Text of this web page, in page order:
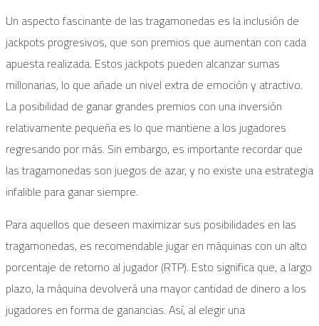
Un aspecto fascinante de las tragamonedas es la inclusión de
jackpots progresivos, que son premios que aumentan con cada
apuesta realizada. Estos jackpots pueden alcanzar sumas
millonarias, lo que añade un nivel extra de emoción y atractivo.
La posibilidad de ganar grandes premios con una inversión
relativamente pequeña es lo que mantiene a los jugadores
regresando por más. Sin embargo, es importante recordar que
las tragamonedas son juegos de azar, y no existe una estrategia
infalible para ganar siempre.
Para aquellos que deseen maximizar sus posibilidades en las
tragamonedas, es recomendable jugar en máquinas con un alto
porcentaje de retorno al jugador (RTP). Esto significa que, a largo
plazo, la máquina devolverá una mayor cantidad de dinero a los
jugadores en forma de ganancias. Así, al elegir una